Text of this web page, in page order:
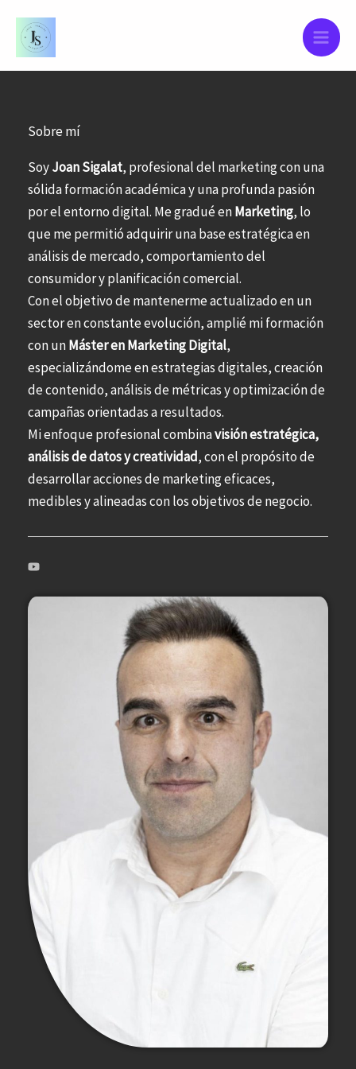
contenido
Sobre mí
SoyJoan Sigalat, profesional del marketing con una
sólida formación académica y una profunda pasión
por el entorno digital. Me gradué enMarketing, lo
que me permitió adquirir una base estratégica en
análisis de mercado, comportamiento del
consumidor y planificación comercial.
Con el objetivo de mantenerme actualizado en un
sector en constante evolución, amplié mi formación
con unMáster en Marketing Digital,
especializándome en estrategias digitales, creación
de contenido, análisis de métricas y optimización de
campañas orientadas a resultados.
Mi enfoque profesional combinavisión estratégica,
análisis de datos y creatividad, con el propósito de
desarrollar acciones de marketing eficaces,
medibles y alineadas con los objetivos de negocio.